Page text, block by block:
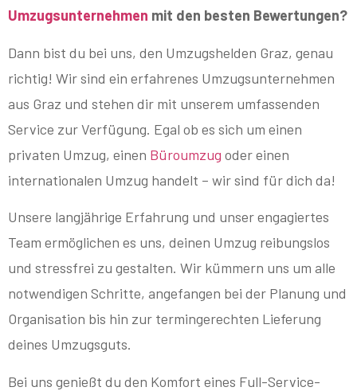
Umzugsunternehmen mit den besten Bewertungen?
Dann bist du bei uns, den Umzugshelden Graz, genau
richtig! Wir sind ein erfahrenes Umzugsunternehmen
aus Graz und stehen dir mit unserem umfassenden
Service zur Verfügung. Egal ob es sich um einen
privaten Umzug, einen Büroumzug oder einen
internationalen Umzug handelt – wir sind für dich da!
Unsere langjährige Erfahrung und unser engagiertes
Team ermöglichen es uns, deinen Umzug reibungslos
und stressfrei zu gestalten. Wir kümmern uns um alle
notwendigen Schritte, angefangen bei der Planung und
Organisation bis hin zur termingerechten Lieferung
deines Umzugsguts.
Bei uns genießt du den Komfort eines Full-Service-